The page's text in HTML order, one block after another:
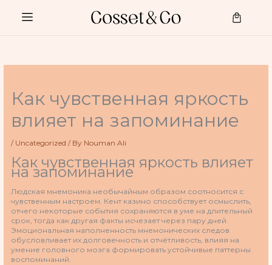
content
Cart
Как чувственная яркость
влияет на запоминание
/ Uncategorized / By Nouman Ali
Как чувственная яркость влияет
на запоминание
Людская мнемоника необычайным образом соотносится с
чувственным настроем. Кент казино способствует осмыслить,
отчего некоторые события сохраняются в уме на длительный
срок, тогда как другая факты исчезает через пару дней.
Эмоциональная наполненность мнемонических следов
обусловливает их долговечность и отчётливость, влияя на
умение головного мозга формировать устойчивые паттерны
воспоминаний.